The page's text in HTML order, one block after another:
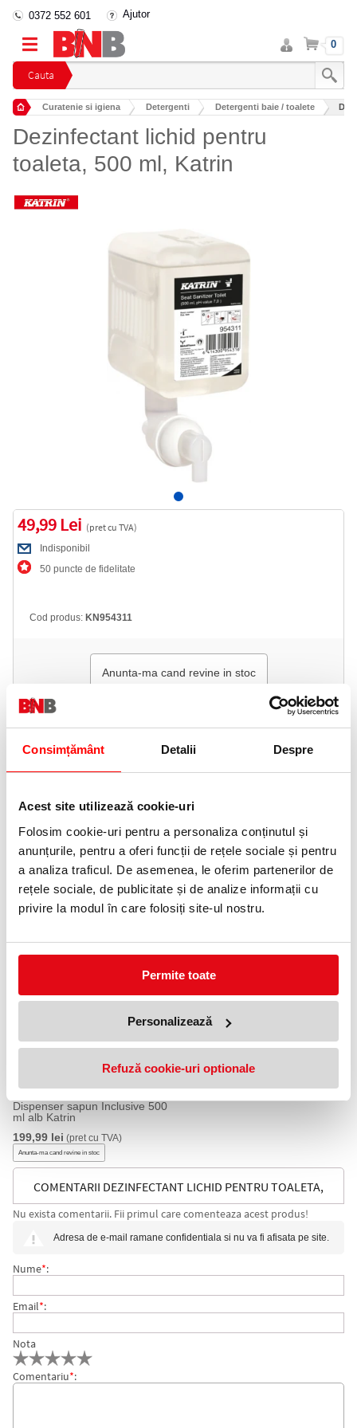
Consimțământ Detalii Despre
Acest site utilizează cookie-uri
Folosim cookie-uri pentru a personaliza conținutul și
anunțurile, pentru a oferi funcții de rețele sociale și pentru
a analiza traficul. De asemenea, le oferim partenerilor de
rețele sociale, de publicitate și de analize informații cu
privire la modul în care folosiți site-ul nostru.
Permite toate
Personalizează
Refuză cookie-uri optionale
Cauta
0372 552 601 Ajutor
Intra
in
cont
Cos 0
Curatenie si igiena Detergenti Detergenti baie / toalete
Dezinfectant lichid pentru
toaleta, 500 ml, Katrin
49,99 Lei (pret cu TVA)
Indisponibil
50 puncte de fidelitate
Cod produs: KN954311
Anunta-ma cand revine in stoc
0372 552 601
de toaletă.
Cantitate 500 ml - suficient pentru 1.250 de porții.
Îndeplinește cerințele standardului EN13697.
O modalitate rapidă și inteligentă de a îmbunătăți confortul și
igiena în toaletele publice
uscarea rapidă, oferă un bonus suplimentar de igienă.
Amabil cu pielea - Testat și aprobat dermatologic.
Dispenser sapun Inclusive 500
ml alb Katrin
199,99 lei (pret cu TVA)
Anunta-ma cand revine in stoc
COMENTARII DEZINFECTANT LICHID PENTRU TOALETA,
Nu exista comentarii. Fii primul care comenteaza acest produs!
Adresa de e-mail ramane confidentiala si nu va fi afisata pe site.
Nume*:
Email*:
Nota
Comentariu*: